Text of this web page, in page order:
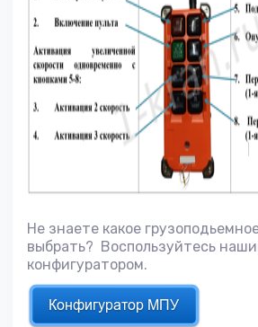
Не знаете какое
выбрать? Воспользуйтесь
конфигуратором.